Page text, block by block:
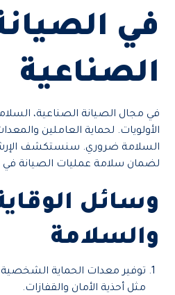
في
الصناعية
في مجال الصيانة الصناعية،
الأولويات. لحماية العاملين
السلامة ضروري. سنستكشف
لضمان سلامة عمليات الصيانة في
وسائل
والسلامة
مثل أحذية الأمان والقفازات.